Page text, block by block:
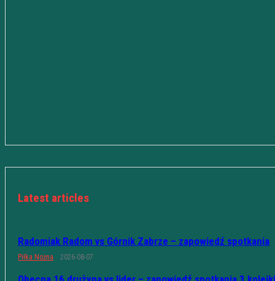
Latest articles
Radomiak Radom vs Górnik Zabrze – zapowiedź spotkania
Piłka Nożna 2026-08-07